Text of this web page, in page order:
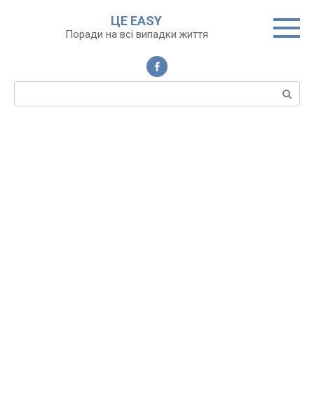
ЦЕ EASY
Поради на всі випадки життя
Пошук: